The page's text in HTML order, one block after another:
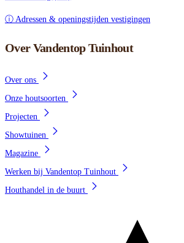
ⓘ Adressen & openingstijden vestigingen
Over Vandentop Tuinhout
Over ons
Onze houtsoorten
Projecten
Showtuinen
Magazine
Werken bij Vandentop Tuinhout
Houthandel in de buurt